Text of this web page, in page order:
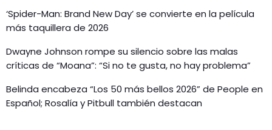
‘Spider-Man: Brand New Day’ se convierte en la película
más taquillera de 2026
Dwayne Johnson rompe su silencio sobre las malas
críticas de “Moana”: “Si no te gusta, no hay problema”
Belinda encabeza “Los 50 más bellos 2026” de People en
Español; Rosalía y Pitbull también destacan